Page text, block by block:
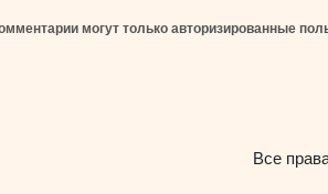
могут только авторизированные
Все